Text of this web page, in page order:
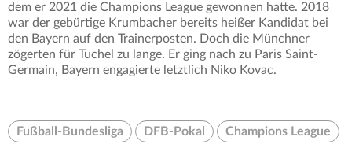
dem er 2021 die Champions League gewonnen hatte. 2018
war der gebürtige Krumbacher bereits heißer Kandidat bei
den Bayern auf den Trainerposten. Doch die Münchner
zögerten für Tuchel zu lange. Er ging nach zu Paris Saint-
Germain, Bayern engagierte letztlich Niko Kovac.
Fußball-Bundesliga DFB-Pokal Champions League